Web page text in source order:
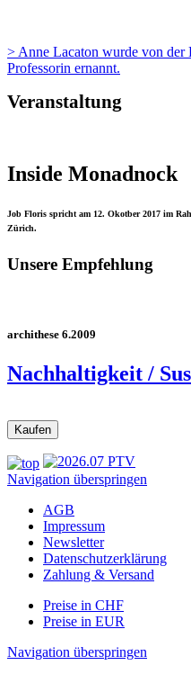
> Anne Lacaton wurde von der
Professorin ernannt.
Veranstaltung
Inside Monadnock
Job Floris spricht am 12. Okotber 2017 im
Zürich.
Unsere Empfehlung
archithese 6.2009
Nachhaltigkeit /
Navigation überspringen
AGB
Impressum
Newsletter
Datenschutzerklärung
Zahlung & Versand
Preise in CHF
Preise in EUR
Navigation überspringen